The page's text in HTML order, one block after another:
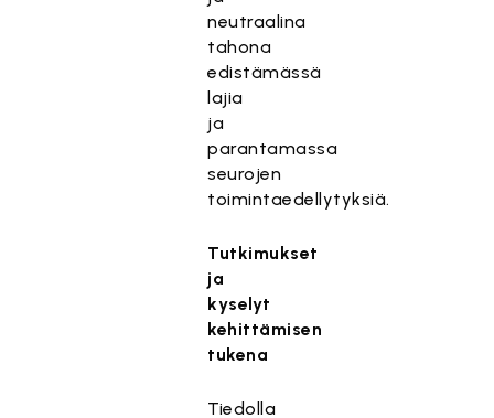
neutraalina
tahona
edistämässä
lajia
ja
parantamassa
seurojen
toimintaedellytyksiä.
Tutkimukset
ja
kyselyt
kehittämisen
tukena
Tiedolla